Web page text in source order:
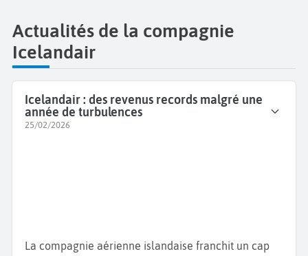
Actualités de la compagnie
Icelandair
Icelandair : des revenus records malgré une
année de turbulences
25/02/2026
La compagnie aérienne islandaise franchit un cap